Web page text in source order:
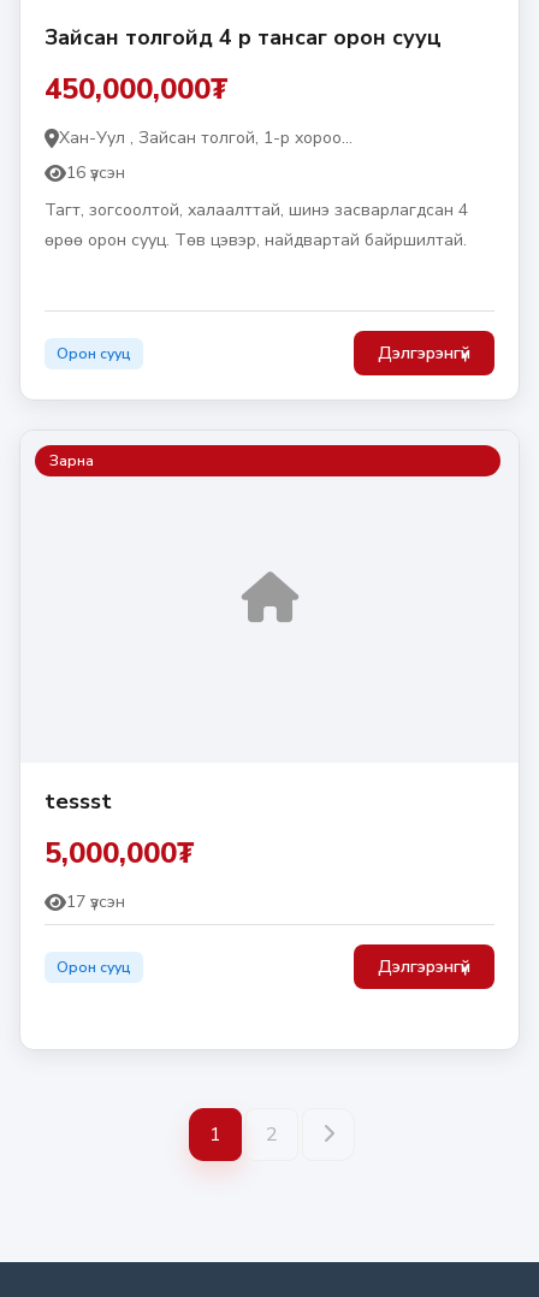
Зайсан толгойд 4 өрөө тансаг орон сууц
450,000,000₮
Хан-Уул , Зайсан толгой, 1-р хороо...
16 үзсэн
Тагт, зогсоолтой, халаалттай, шинэ засварлагдсан 4
өрөө орон сууц. Төв цэвэр, найдвартай байршилтай.
Орон сууц Дэлгэрэнгүй
Зарна
tessst
5,000,000₮
17 үзсэн
Орон сууц Дэлгэрэнгүй
1 2